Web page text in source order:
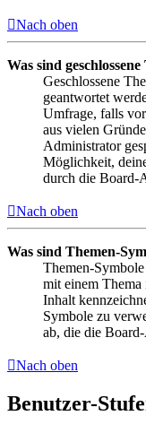
Nach oben
Was sind
Geschlossene
geantwortet
Umfrage, falls
aus vielen
Administrator
Möglichkeit,
durch die Board-
Nach oben
Was sind Themen-
Themen-
mit einem Thema
Inhalt
Symbole zu
ab, die die
Nach oben
Benutzer-